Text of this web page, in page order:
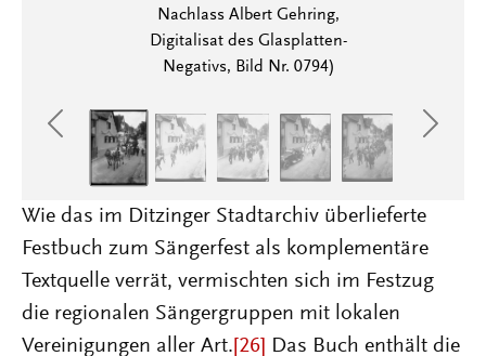
Nachlass Albert Gehring,
Digitalisat des Glasplatten-
Negativs, Bild Nr. 0794)
Previous Next
Wie das im Ditzinger Stadtarchiv überlieferte
Festbuch zum Sängerfest als komplementäre
Textquelle verrät, vermischten sich im Festzug
die regionalen Sängergruppen mit lokalen
Vereinigungen aller Art. [26] Das Buch enthält die